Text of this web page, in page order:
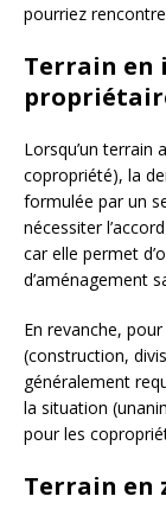
pourriez
Terrain en
Lorsqu’un terrain
copropriété), la
formulée par un
nécessiter
car elle permet
d’aménagement
En revanche,
(construction,
généralement
la situation
pour les
Terrain en